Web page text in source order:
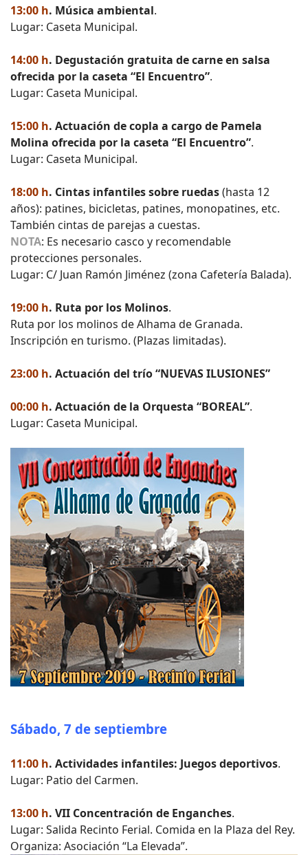
13:00 h. Música ambiental.
Lugar: Caseta Municipal.
14:00 h. Degustación gratuita de carne en salsa
ofrecida por la caseta “El Encuentro”.
Lugar: Caseta Municipal.
15:00 h. Actuación de copla a cargo de Pamela
Molina ofrecida por la caseta “El Encuentro”.
Lugar: Caseta Municipal.
18:00 h. Cintas infantiles sobre ruedas(hasta 12
años): patines, bicicletas, patines, monopatines, etc.
También cintas de parejas a cuestas.
NOTA: Es necesario casco y recomendable
protecciones personales.
Lugar: C/ Juan Ramón Jiménez (zona Cafetería Balada).
19:00 h. Ruta por los Molinos.
Ruta por los molinos de Alhama de Granada.
Inscripción en turismo. (Plazas limitadas).
23:00 h. Actuación del trío “NUEVAS ILUSIONES”
00:00 h. Actuación de la Orquesta “BOREAL”.
Lugar: Caseta Municipal.
Sábado, 7 de septiembre
11:00 h. Actividades infantiles: Juegos deportivos.
Lugar: Patio del Carmen.
13:00 h. VII Concentración de Enganches.
Lugar: Salida Recinto Ferial. Comida en la Plaza del Rey.
Organiza: Asociación “La Elevada”.